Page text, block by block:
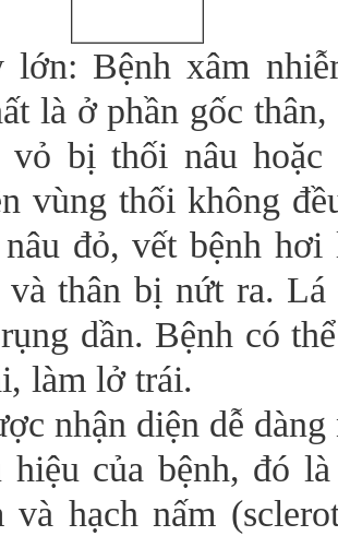
lớn: Bệnh xâm
là ở phần gốc thân,
vỏ bị thối nâu hoặc
vùng thối không
đỏ, vết bệnh hơi
và thân bị nứt ra. Lá
dần. Bệnh có
làm lở trái.
nhận diện dễ dàng
hiệu của bệnh, đó là
và hạch nấm